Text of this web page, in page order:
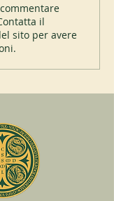
Mont-des-
il
sito per avere